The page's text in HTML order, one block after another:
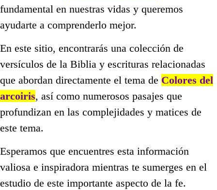
fundamental en nuestras vidas y queremos
ayudarte a comprenderlo mejor.
En este sitio, encontrarás una colección de
versículos de la Biblia y escrituras relacionadas
que abordan directamente el tema de Colores del
arcoiris, así como numerosos pasajes que
profundizan en las complejidades y matices de
este tema.
Esperamos que encuentres esta información
valiosa e inspiradora mientras te sumerges en el
estudio de este importante aspecto de la fe.